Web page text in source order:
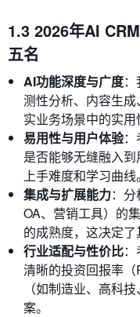
1.3 2026年AI
五名
AI功能深度与广度
测性分析、内容生
实业务场景中的实用
易用性与用户体验：
是否能够无缝融入
上手难度和学习曲线。
集成与扩展能力：
OA、营销工具）的
的成熟度，这决定了
行业适配与性价比
清晰的投资回报率
（如制造业、高科
案。